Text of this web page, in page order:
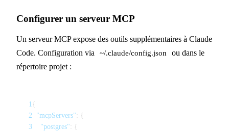
Configurer un serveur MCP
Un serveur MCP expose des outils supplémentaires à Claude
Code. Configuration via
~/.claude/config.json
ou dans le
répertoire projet :
1 {
2
"mcpServers": {
3
"postgres": {